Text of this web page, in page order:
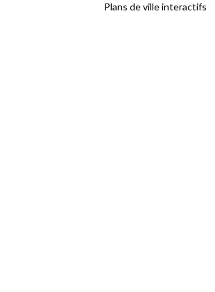
Plans de ville interactifs